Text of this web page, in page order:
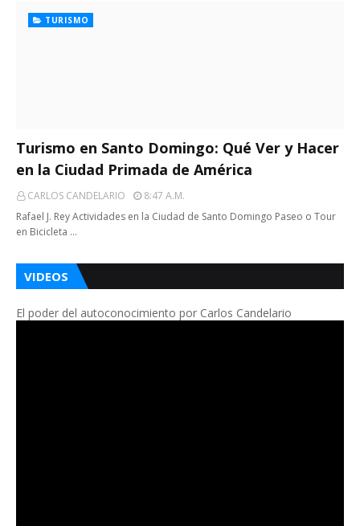
TURISMO
Turismo en Santo Domingo: Qué Ver y Hacer
en la Ciudad Primada de América
CARLOS CANDELARIO
8:47 A.m.
Rafael J. Rey Actividades en la Ciudad de Santo Domingo Paseo o Tour
en Bicicleta …
VIDEOS
El poder del autoconocimiento por Carlos Candelario